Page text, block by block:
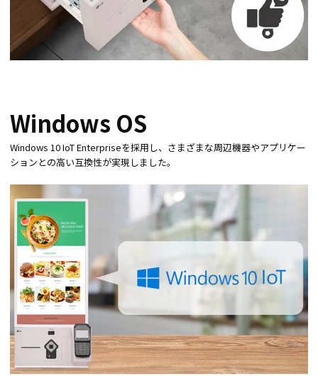
Windows OS
Windows 10 IoT Enterpriseを採用し、さまざまな周辺機器やアプリケー
ションとの高い互換性が実現しました。